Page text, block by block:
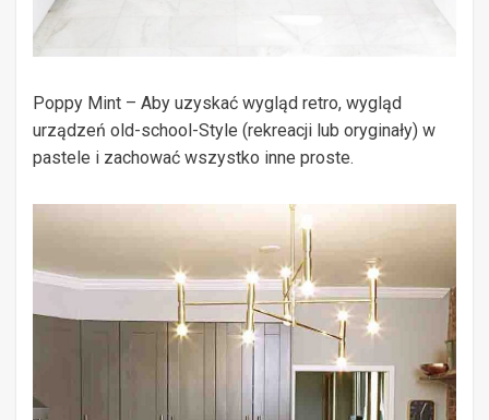
Poppy Mint – Aby uzyskać wygląd retro, wygląd
urządzeń old-school-Style (rekreacji lub oryginały) w
pastele i zachować wszystko inne proste.